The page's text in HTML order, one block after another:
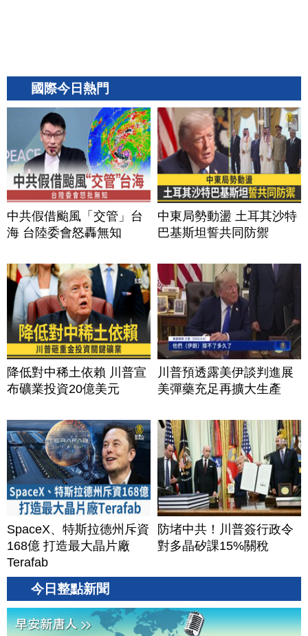
國際今日熱門
中共假借颱風「交管」台
海 台陸委會怒轟無知
中東局勢動盪 土耳其沙特
巴基斯坦誓共同防禦
降低對中稀土依賴 川普宣
布礦業投資20億美元
川普預透露美伊談判進展
美彈藥充足再擴大生產
SpaceX、特斯拉德州斥資
168億 打造最大晶片廠
Terafab
防堵中共！川普簽行政令
對多晶矽課15%關稅
今日整點新聞